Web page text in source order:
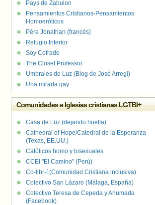
Pays de Zabulon
Pensamientos Cristianos-Pensamientos
Homoeróticos
Père Jonathan (francés)
Refugio Interior
Soy Cofrade
The Closet Professor
Umbrales de Luz (Blog de José Arregi)
Una mirada gay
Comunidades e Iglesias cristianas LGTBI+
Casa de Luz (dejando huella)
Cathedral of Hope/Catedral de la Esperanza
(Texas, EE.UU.)
Católicos homo y bisexuales
CCEI "El Camino" (Perú)
Co-libr-í (Comunidad Cristiana inclusiva)
Colectivo San Lázaro (Málaga, España)
Colectivo Teresa de Cepeda y Ahumada
(Facebook)